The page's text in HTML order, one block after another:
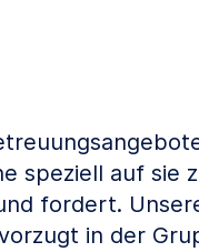
speziell auf sie
fordert.
in der